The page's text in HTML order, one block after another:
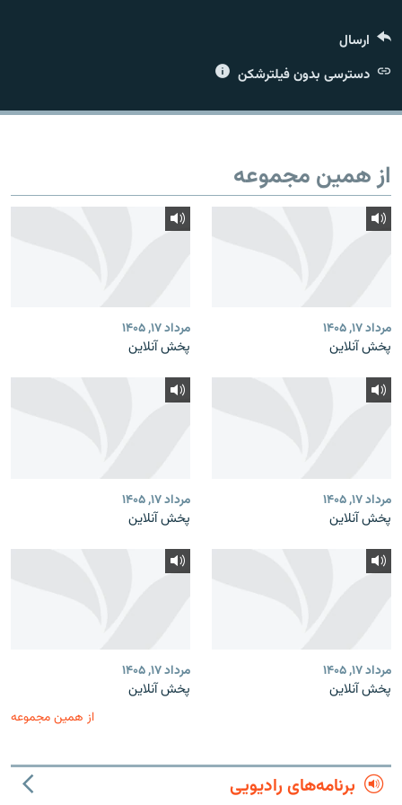
زبان‌های دیگر
ارسال
دسترسی بدون فیلترشکن
از همین مجموعه
مرداد ۱۷, ۱۴۰۵
پخش آنلاین
مرداد ۱۷, ۱۴۰۵
پخش آنلاین
مرداد ۱۷, ۱۴۰۵
پخش آنلاین
مرداد ۱۷, ۱۴۰۵
پخش آنلاین
مرداد ۱۷, ۱۴۰۵
پخش آنلاین
مرداد ۱۷, ۱۴۰۵
پخش آنلاین
از همین مجموعه
برنامه‌های رادیویی